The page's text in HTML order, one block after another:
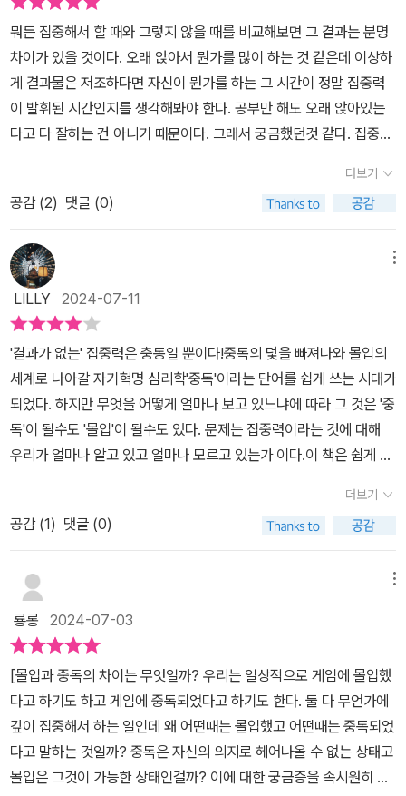
입과 중독은 어떤 차이가 있을까? 알다시피 중독은 부정적인 의미를
지니고 있는데 비해, 몰입은 의미가 긍정적이다. 중독과 몰입의 이미
지가 다른 이유는, 중독의 경우는 많은 시간과 에너지를 사용하지만
그 결과가 상당히 부정적이고, 시작보다 더 안 좋은 상황을 만들어내
기 때문이다. 반면, 몰입은 에너지와 시간을 투자해서 투자 전보다 더
긍정적인 결과를 도출해낸다. 물론 포커스가 어디냐에 따라 몰입이
아닌 중독으로 볼 여지도 있다고 한다. 그 밖에도 책에는 세 가지 유형
의 폐인에 대한 이야기와 ADHD, 우울증에 대해서도 다루고 있다. ​
연계하여 게임처럼 재미있게 공부를 할 수 있는 이야기도 등장한다.
아무래도 중독하면 떠오르는 여러 가지 중 하나가 게임이 아닐까 싶
다. 특히 게임을 좋아하는 아이들 중에는 프로게이머를 꿈꾸는 아이
들도 있다. 하지만 10여 시간씩 게임을 하는 소위 게임폐인인 아이가
뛰어난 프로그래머가 될 수 있을까? 저자는 안타깝게도 그런 경우를
지금까지 본 적이 없다고 한다. 바로 게임폐인인 아이의 뇌와 프로그
래머의 뇌를 비교했을 때 차이가 있다고 한다. 그 밖에도 뇌를 활성화
시키는 방법, 뇌의 발달과 관련된 부분도 흥미로웠다.​ 집중력은 결국
결과로 나타나야 한다. 집중하기 전보다 더 긍정적인 변화가 일어나
이가 든다고 뇌가 퇴화하는 것이 아니라, 효율적으로 변화된다고 한
다. 뇌를 건강하게 유지하려 할 때, 가장 나쁜 것은 과부하라고 한다.
적절한 휴식이 필요하다는 것이다. 책을 읽으며 생각의 전환이 여러
부분에서 일어났던 것 같다. 특히 성공과 실패에 대한 저자의 정의는
충분히 상황을 환기시킬만한 내용이어서 기억하고 싶다. ​결국 성공이
란 시작이 되는 어떤 원인이 있고 이 시작이 목표를 향해 중간 점검을
반복하면서 긍정적인 결과로 이어지는 과정이다. 그렇다면 실패란 무
엇일까? 중간에 있는 목표가 사라지거나 길을 잃어 완전히 다른 방향
으로 가는 것일까? 그렇지 않다. 실패란 다음 단계로 가기 위해 잠깐
멈추거나 시도를 반복하는 목표 달성 과정의 하나로 봐야 한다.결국
성공이란 시작이 되는 어떤 원인이 있고 이 시작이 목표를 향해 중간
점검을 반복하면서 긍정적인 결과로 이어지는 과정이다. 그렇다면 실
뭐든 집중해서 할 때와 그렇지 않을 때를 비교해보면 그 결과는 분명
차이가 있을 것이다. 오래 앉아서 뭔가를 많이 하는 것 같은데 이상하
게 결과물은 저조하다면 자신이 뭔가를 하는 그 시간이 정말 집중력
이 발휘된 시간인지를 생각해봐야 한다. 공부만 해도 오래 앉아있는
다고 다 잘하는 건 아니기 때문이다. 그래서 궁금했던것 같다. 집중력
부분에 대해 이야기하고 있는 이 책 『집중력의 배신』의 내용이 말이
다.특히나 이 책은 21세기북스에서 출간하는 내 인생에 지혜를 더하
는 시간, 인생명강 시리즈 23번째 도서로 중독과 몰입 사이의 균형을
찾아가는 이야기라는 점에서 집중력을 이야기하면 뜬금없이 중독이
야기를 왜 하는 걸까 싶은 생각이 들게 해서 흥미롭다. 게다가 저자가
주장하는 바에 따르면 결과물이 없는 집중력이 충동일 뿐이라니 왜
제목이 '집중력의 배신'인지를 이해할 수 있었던 대목이다.저자는 이
책에 대한 이야기를 하면서 상당히 과학적 증명과 논리적 설명을 뒷
받침으로 하는데 무려 뇌과학 연구는 물론이거니와 심리 이론에 임상
까지 나오니 제법 믿음직한 내용이라 할 수 있겠다.책에서는 먼저 중
독과 몰입의 차이를 이해하고 우리의 일상을 방해하고 결국은 능동력
집중력과는 배치되는 중독을 끊어내는 방법에 대해 이야기 한다. 이
는 결국 중독이라는 집중력이 아니라 능동성을 지닌 진정한 의미의
몰입으로 나아가기 위한 방향성을 제시함과 동시에 방법을 알려주는
폐인이 나오는데 폐인이라고 하니 상당히 심각한 문제성을 지닌 인간
처럼 극단적인 느낌마저 들지만 사람이라면 조금씩은 이런 세 가지
요소가 있을테고 만약 지금 어떤 성과를 내야 함에도 불구하고 그를
위한 집중과 몰입이 되지 않는다면 자신이 현재 어떤 폐인인지를 생
각해볼 필요가 있어 보인다. 그렇게 스스로에 대한 정확한 이해를 통
해 어떻게 하면 중독을 벗어나 진정한 몰입으로서의 집중력 향상을
위한 뇌를 사용해야 하는지에 대한 방법이 나오는데 개그소재처럼 여
겨졌던 그 유명한 전두엽에 대한 이야기부터 시작해 요즘 은근히 많
더보기
공감 (2) 댓글 (0)
LILLY 2024-07-11
'결과가 없는' 집중력은 충동일 뿐이다!중독의 덫을 빠져나와 몰입의
세계로 나아갈 자기혁명 심리학'중독'이라는 단어를 쉽게 쓰는 시대가
되었다. 하지만 무엇을 어떻게 얼마나 보고 있느냐에 따라 그 것은 '중
독'이 될수도 '몰입'이 될수도 있다. 문제는 집중력이라는 것에 대해
우리가 얼마나 알고 있고 얼마나 모르고 있는가 이다.이 책은 쉽게 말
력이라는 키워드로 설명하기를 시도한다.경쟁이 치열한 세상이다. 적
어도 내가 쓰는 글만큼은 '남들보다 1퍼센트라도 더 효율적으로 사는
것이 잘 사는 것이다'라는 처세법을 강요하는 또 하나의 자기계발서
가 되고 싶지는 않았다. 그보다는 자신이 들인 노력의 본전도 찾지 못
까웠다. 그래서 이들이 잠시 잊고 있었던 자신을 찾으며, 최소의 본전
을 회복할 수 있는 소소한 위로 혹은 잔소리를 조금 써보고자 했다. 이
글을 통해 스스로 중독에 취약하다고 생각하는 많은 사람이 위안을
얻으며 중독을 극복하고 몰입으로 나아가기 위한 길을 찾기 위해 노
력한다면 나로서는 더할 나위 없는 보람일 것이다. (p. 7, 8)-프롤로
그 中-'중독은 여행의 끝을 의미하지만 몰입은 여정의 시작이다. (p.
9)저자는 뇌과학 연구와 심리 이론, 임상을 토대로 주체적 삶을 만드
더보기
공감 (1) 댓글 (0)
룡롱 2024-07-03
[몰입과 중독의 차이는 무엇일까? 우리는 일상적으로 게임에 몰입했
다고 하기도 하고 게임에 중독되었다고 하기도 한다. 둘 다 무언가에
깊이 집중해서 하는 일인데 왜 어떤때는 몰입했고 어떤때는 중독되었
다고 말하는 것일까? 중독은 자신의 의지로 헤어나올 수 없는 상태고
몰입은 그것이 가능한 상태인걸까? 이에 대한 궁금증을 속시원히 해